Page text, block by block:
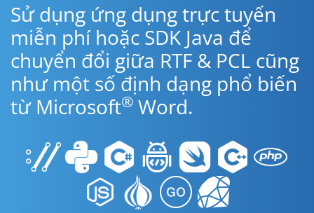
Sử dụng ứng dụng trực tuyến
miễn phí hoặc SDK Java để
chuyển đổi giữa RTF & PCL cũng
như một số định dạng phổ biến
từ Microsoft® Word.